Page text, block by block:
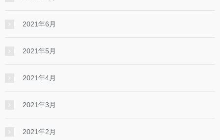
2021年6月
2021年5月
2021年4月
2021年3月
2021年2月